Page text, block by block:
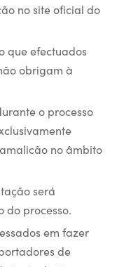
no site oficial do
que efectuados
obrigam à
o processo
no âmbito
será
do processo.
em fazer
de